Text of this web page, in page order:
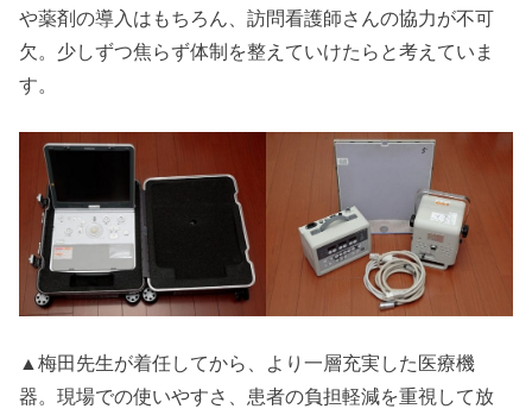
や薬剤の導入はもちろん、訪問看護師さんの協力が不可
欠。少しずつ焦らず体制を整えていけたらと考えていま
す。
▲梅田先生が着任してから、より一層充実した医療機
器。現場での使いやすさ、患者の負担軽減を重視して放